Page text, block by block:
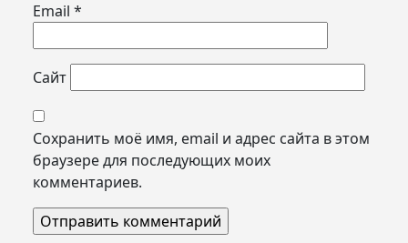
Email *
Сайт
Сохранить моё имя, email и адрес сайта в этом
браузере для последующих моих
комментариев.